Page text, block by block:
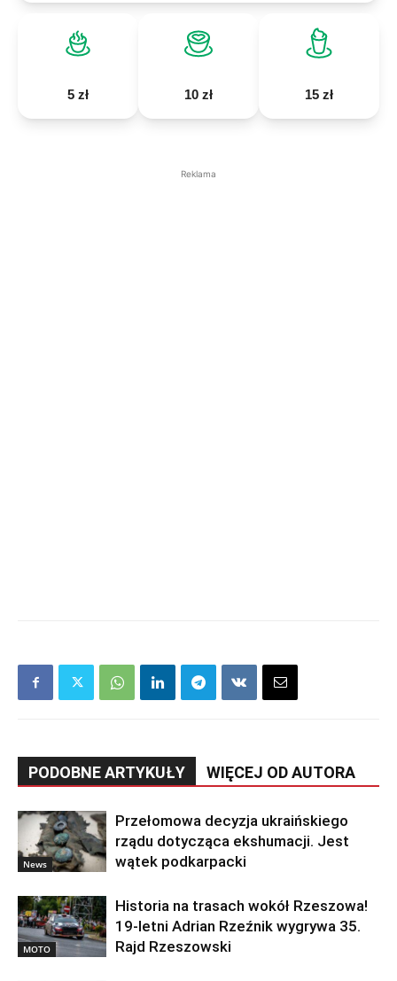
5 zł 10 zł 15 zł
Reklama
PODOBNE ARTYKUŁY WIĘCEJ OD AUTORA
News
Przełomowa decyzja ukraińskiego
rządu dotycząca ekshumacji. Jest
wątek podkarpacki
MOTO
Historia na trasach wokół Rzeszowa!
19-letni Adrian Rzeźnik wygrywa 35.
Rajd Rzeszowski